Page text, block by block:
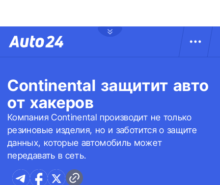
Continental защитит авто
от хакеров
Компания Continental производит не только
резиновые изделия, но и заботится о защите
данных, которые автомобиль может
передавать в сеть.